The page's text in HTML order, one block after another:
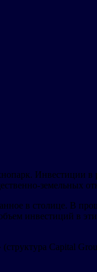
Инвестиции в
земельных
в столице. В
инвестиций в
Capital